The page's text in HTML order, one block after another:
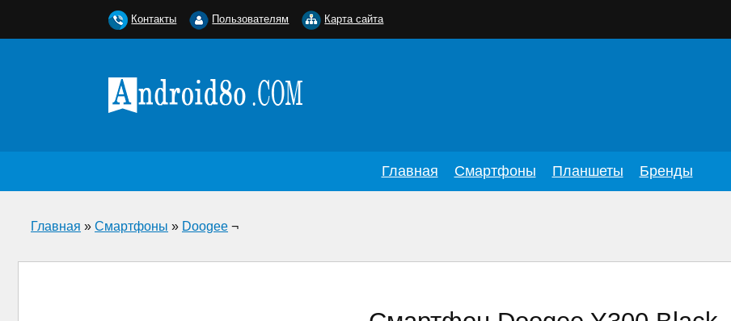
Главная Смартфоны Планшеты Бренды
Главная » Смартфоны » Doogee ¬
Контакты Пользователям Карта сайта